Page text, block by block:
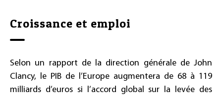
Croissance et emploi
Selon un rapport de la direction générale de John
Clancy, le PIB de l’Europe augmentera de 68 à 119
milliards d’euros si l’accord global sur la levée des